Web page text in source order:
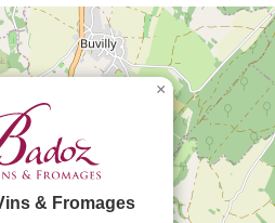
& Fromages
×